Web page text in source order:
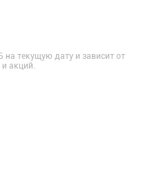
на текущую дату и зависит от
и акций.